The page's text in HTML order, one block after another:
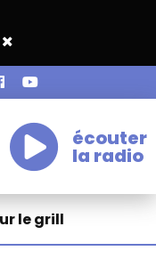
le vendredi 18
écouter
la radio
le grill